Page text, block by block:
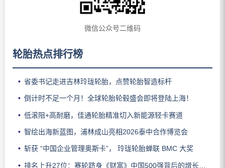
微信公众号二维码
轮胎热点排行榜
省委书记走进吉林玲珑轮胎，点赞轮胎智造标杆
倒计时不足一个月！全球轮胎轮毂盛会即将登陆上海！
低滚阻+高耐磨，佳通轮胎精准切入新能源轻卡赛道
智绘出海新蓝图，浦林成山亮相2026泰中合作博览会
斩获 “中国企业管理奥斯卡”， 玲珑轮胎蝉联 BMC 大奖
排名上升27位：赛轮跻身《财富》中国500强背后的增长逻辑